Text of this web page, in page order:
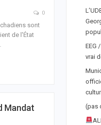
0
sont
de l'État
Mandat
EEG
vrai
(pas